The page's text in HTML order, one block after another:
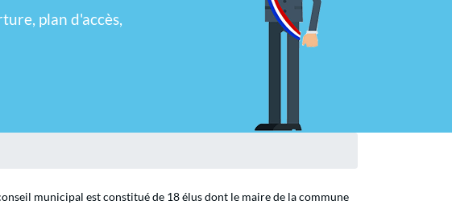
plan d'accès,
municipal est constitué de 18 élus dont le maire de la commune